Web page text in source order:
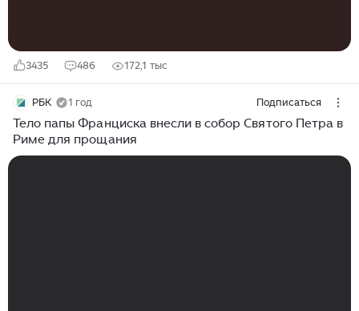
3435 486 172,1 тыс
РБК 1 год Подписаться
Тело папы Франциска внесли в собор Святого Петра в
Риме для прощания